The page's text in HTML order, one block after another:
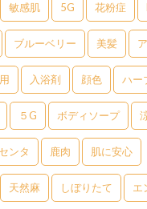
敏感肌 5G 花粉症
ブルーベリー 美髪
入浴剤 顔色 ハー
５G ボディソープ
ンタ 鹿肉 肌に安心
天然麻 しぼりたて エ